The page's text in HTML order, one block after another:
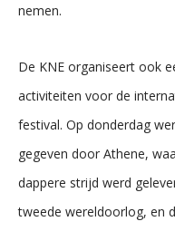
nemen.
De KNE organiseert ook
activiteiten voor de
festival. Op donderdag
gegeven door Athene,
dappere strijd werd
tweede wereldoorlog, en